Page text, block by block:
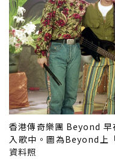
香港傳奇樂團 Beyond 早
入歌中。圖為Beyond上
資料照